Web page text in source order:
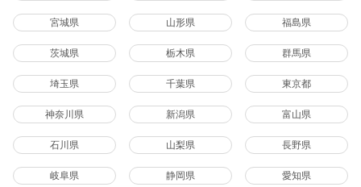
宮城県 山形県 福島県
茨城県 栃木県 群馬県
埼玉県 千葉県 東京都
神奈川県 新潟県 富山県
石川県 山梨県 長野県
岐阜県 静岡県 愛知県